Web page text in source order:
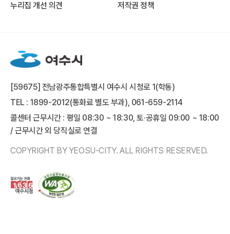
누리집 개선 의견
저작권 정책
[59675] 전남광주통합특별시 여수시 시청로 1(학동)
TEL : 1899-2012(통화료 별도 부과), 061-659-2114
콜센터 근무시간 : 평일 08:30 ~ 18:30, 토·공휴일 09:00 ~ 18:00
/ 근무시간 외 당직실로 연결
COPYRIGHT BY YEOSU-CITY. ALL RIGHTS RESERVED.